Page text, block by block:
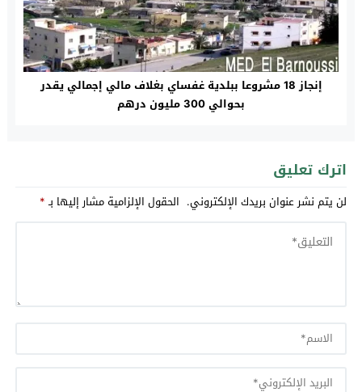
إنجاز 18 مشروعا ببلدية غفساي بغلاف مالي إجمالي يقدر
بحوالي 300 مليون درهم
اترك تعليق
لن يتم نشر عنوان بريدك الإلكتروني. الحقول الإلزامية مشار إليها بـ*